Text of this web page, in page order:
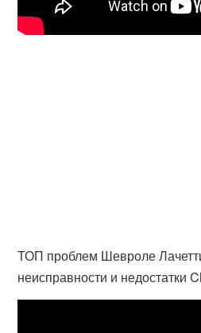
ТОП проблем Шевроле
неисправности и недостатки